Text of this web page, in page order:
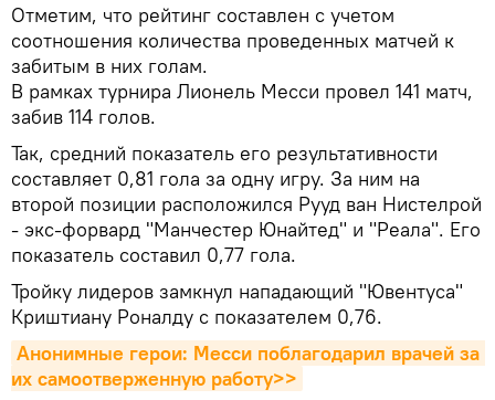
Отметим, что рейтинг составлен с учетом
соотношения количества проведенных матчей к
забитым в них голам.
В рамках турнира Лионель Месси провел 141 матч,
забив 114 голов.
Так, средний показатель его результативности
составляет 0,81 гола за одну игру. За ним на
второй позиции расположился Рууд ван Нистелрой
- экс-форвард "Манчестер Юнайтед" и "Реала". Его
показатель составил 0,77 гола.
Тройку лидеров замкнул нападающий "Ювентуса"
Криштиану Роналду с показателем 0,76.
Анонимные герои: Месси поблагодарил врачей за
их самоотверженную работу>>